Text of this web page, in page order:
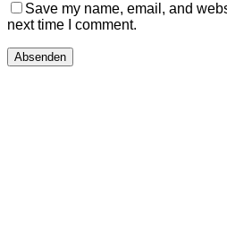
Save my name, email, and
next time I comment.